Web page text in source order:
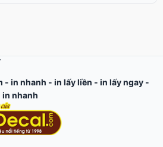
- in nhanh - in lấy liền - in lấy ngay -
in nhanh